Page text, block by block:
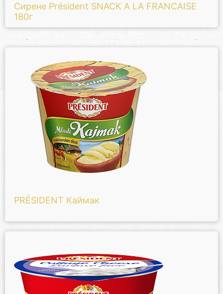
Сирене Président SNACK A LA FRANCAISE
180г
PRÉSIDENT Каймак